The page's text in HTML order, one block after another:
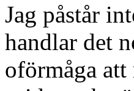
Jag påstår
handlar det
oförmåga